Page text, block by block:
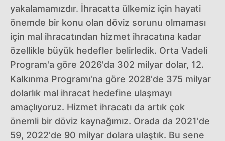
yakalamamızdır. İhracatta ülkemiz için hayati
önemde bir konu olan döviz sorunu olmaması
için mal ihracatından hizmet ihracatına kadar
özellikle büyük hedefler belirledik. Orta Vadeli
Program'a göre 2026'da 302 milyar dolar, 12.
Kalkınma Programı'na göre 2028'de 375 milyar
dolarlık mal ihracat hedefine ulaşmayı
amaçlıyoruz. Hizmet ihracatı da artık çok
önemli bir döviz kaynağımız. Orada da 2021'de
59, 2022'de 90 milyar dolara ulaştık. Bu sene